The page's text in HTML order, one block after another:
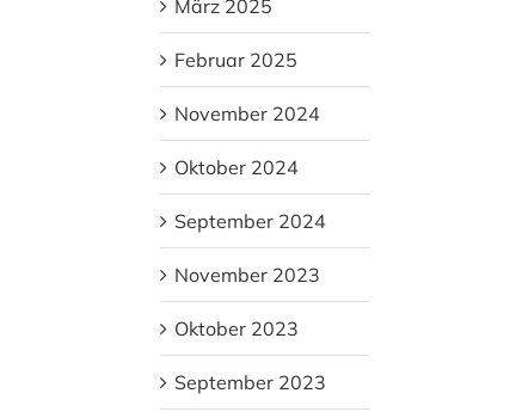
März 2025
Februar 2025
November 2024
Oktober 2024
September 2024
November 2023
Oktober 2023
September 2023